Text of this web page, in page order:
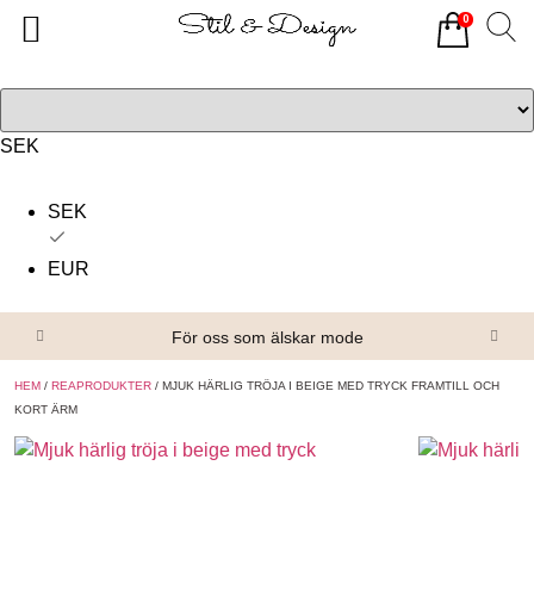
SEK
SEK
EUR
För oss som älskar mode
HEM / REAPRODUKTER / MJUK HÄRLIG TRÖJA I BEIGE MED TRYCK FRAMTILL OCH
KORT ÄRM
0
Alla produkter
Om oss